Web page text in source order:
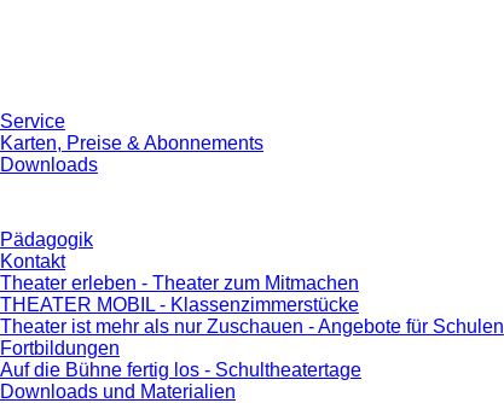
Service
Karten, Preise & Abonnements
Downloads
Pädagogik
Kontakt
Theater erleben - Theater zum Mitmachen
THEATER MOBIL - Klassenzimmerstücke
Theater ist mehr als nur Zuschauen - Angebote für Schulen
Fortbildungen
Auf die Bühne fertig los - Schultheatertage
Downloads und Materialien